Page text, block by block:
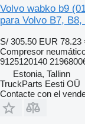
Volvo wabko b9
para Volvo B7,
S/ 305.50 EUR 78.23
Compresor
9125120140
Estonia, Tallinn
TruckParts Eesti OÜ
Contacte con el